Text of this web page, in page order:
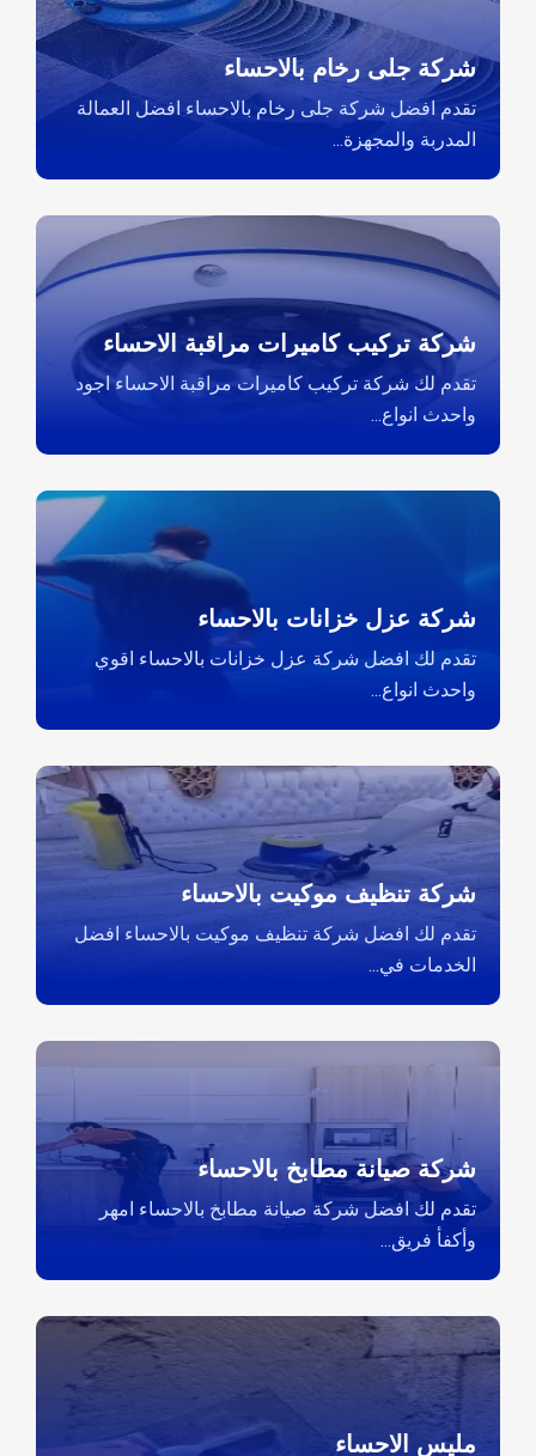
شركة جلى رخام بالاحساء
تقدم افضل شركة جلى رخام بالاحساء افضل العمالة
المدربة والمجهزة...
شركة تركيب كاميرات مراقبة الاحساء
تقدم لك شركة تركيب كاميرات مراقبة الاحساء اجود
واحدث انواع...
شركة عزل خزانات بالاحساء
تقدم لك افضل شركة عزل خزانات بالاحساء اقوي
واحدث انواع...
شركة تنظيف موكيت بالاحساء
تقدم لك افضل شركة تنظيف موكيت بالاحساء افضل
الخدمات في...
شركة صيانة مطابخ بالاحساء
تقدم لك افضل شركة صيانة مطابخ بالاحساء امهر
وأكفأ فريق...
مليس الاحساء